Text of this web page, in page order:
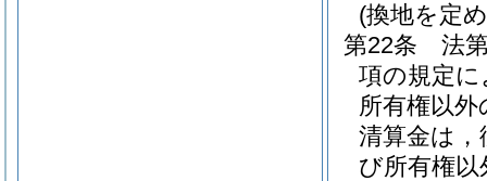
(換地を定
第22条
法
項の規定
所有権以
清算金は，
び所有権